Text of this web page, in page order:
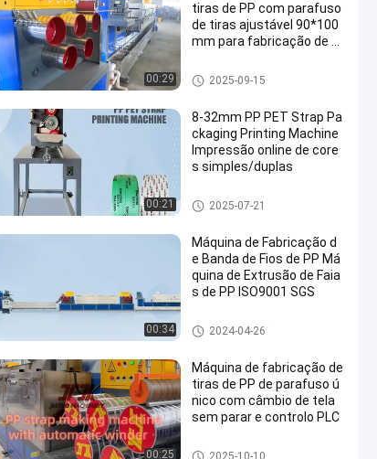
00:29
tiras de PP com parafuso
de tiras ajustável 90*100
mm para fabricação de ti
Máquina de fazer cinta PP
2025-09-15
00:21
8-32mm PP PET Strap Pa
ckaging Printing Machine
Impressão online de core
s simples/duplas
Peças da máquina da extrusã
o
2025-07-21
00:34
Máquina de Fabricação d
e Banda de Fios de PP Má
quina de Extrusão de Faia
s de PP ISO9001 SGS
Linha de extrusão de faixa de
cinta PP
2024-04-26
00:25
Máquina de fabricação de
tiras de PP de parafuso ú
nico com câmbio de tela
sem parar e controlo PLC
Máquina de fazer cinta PP
2025-10-10